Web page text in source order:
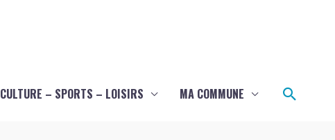
CULTURE – SPORTS – LOISIRS MA COMMUNE